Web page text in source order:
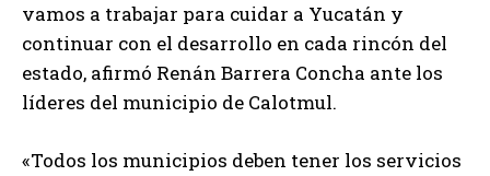
vamos a trabajar para cuidar a Yucatán y
continuar con el desarrollo en cada rincón del
estado, afirmó Renán Barrera Concha ante los
líderes del municipio de Calotmul.
«Todos los municipios deben tener los servicios